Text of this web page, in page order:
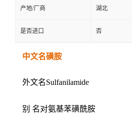
产地/厂商 湖北
是否进口 否
中文名磺胺
外文名Sulfanilamide
别 名对氨基苯磺酰胺